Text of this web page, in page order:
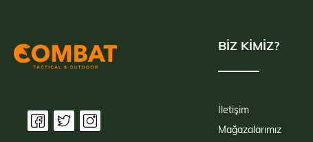
BİZ KİMİZ?
İletişim
Mağazalarımız